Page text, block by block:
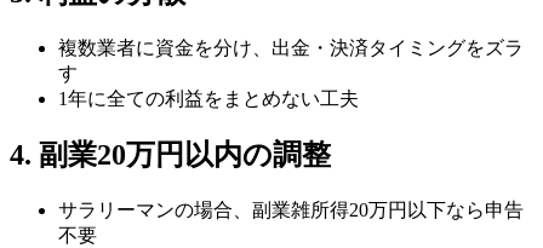
複数業者に資金を分け、出金・決済タイミングをズラ
す
1年に全ての利益をまとめない工夫
4. 副業20万円以内の調整
サラリーマンの場合、副業雑所得20万円以下なら申告
不要